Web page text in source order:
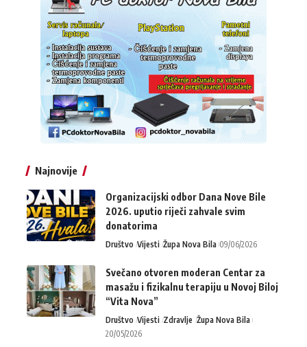
Najnovije
Organizacijski odbor Dana Nove Bile
2026. uputio riječi zahvale svim
donatorima
Društvo Vijesti Župa Nova Bila 09/06/2026
Svečano otvoren moderan Centar za
masažu i fizikalnu terapiju u Novoj Biloj
“Vita Nova”
Društvo Vijesti Zdravlje Župa Nova Bila
20/05/2026